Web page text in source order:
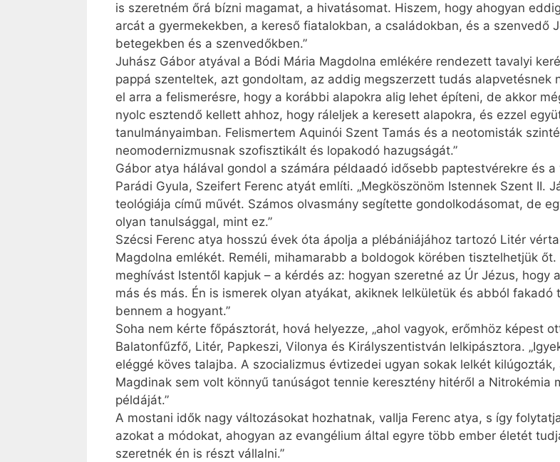
is szeretném őrá bízni magamat, a hivatásomat. Hiszem, hogy ahogyan
arcát a gyermekekben, a kereső fiatalokban, a családokban, és a szenvedő
betegekben és a szenvedőkben.”
Juhász Gábor atyával a Bódi Mária Magdolna emlékére rendezett tavalyi
pappá szenteltek, azt gondoltam, az addig megszerzett tudás alapvetésnek
el arra a felismerésre, hogy a korábbi alapokra alig lehet építeni, de akkor
nyolc esztendő kellett ahhoz, hogy ráleljek a keresett alapokra, és ezzel
tanulmányaimban. Felismertem Aquinói Szent Tamás és a neotomisták
neomodernizmusnak szofisztikált és lopakodó hazugságát.”
Gábor atya hálával gondol a számára példaadó idősebb paptestvérekre és
Parádi Gyula, Szeifert Ferenc atyát említi. „Megköszönöm Istennek Szent II.
teológiája című művét. Számos olvasmány segítette gondolkodásomat, de
olyan tanulsággal, mint ez.”
Szécsi Ferenc atya hosszú évek óta ápolja a plébániájához tartozó Litér
Magdolna emlékét. Reméli, mihamarabb a boldogok körében tisztelhetjük
meghívást Istentől kapjuk – a kérdés az: hogyan szeretné az Úr Jézus, hogy
más és más. Én is ismerek olyan atyákat, akiknek lelkületük és abból
bennem a hogyant.”
Soha nem kérte főpásztorát, hová helyezze, „ahol vagyok, erőmhöz képest
Balatonfűzfő, Litér, Papkeszi, Vilonya és Királyszent­istván lelkipásztora.
eléggé köves talajba. A szocializmus évtizedei ugyan sokak lelkét
Magdinak sem volt könnyű tanúságot tennie keresztény hitéről a Nitrokémia
példáját.”
A mostani idők nagy változásokat hozhatnak, vallja Ferenc atya, s így
azokat a módokat, ahogyan az evangélium által egyre több ember életét
szeretnék én is részt vállalni.”